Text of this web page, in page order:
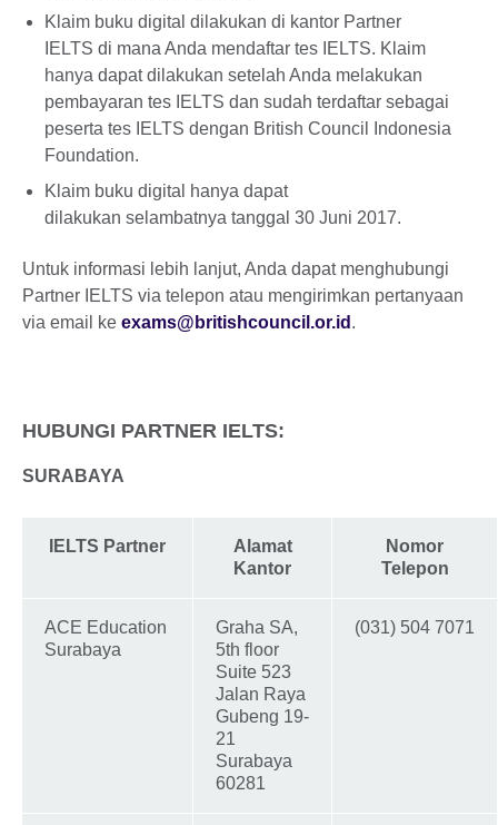
Klaim buku digital dilakukan di kantor Partner
IELTS di mana Anda mendaftar tes IELTS. Klaim
hanya dapat dilakukan setelah Anda melakukan
pembayaran tes IELTS dan sudah terdaftar sebagai
peserta tes IELTS dengan British Council Indonesia
Foundation.
Klaim buku digital hanya dapat
dilakukan selambatnya tanggal 30 Juni 2017.
Untuk informasi lebih lanjut, Anda dapat menghubungi
Partner IELTS via telepon atau mengirimkan pertanyaan
via email ke exams@britishcouncil.or.id .
HUBUNGI PARTNER IELTS:
SURABAYA
IELTS Partner
Alamat
Kantor
Nomor
Telepon
ACE Education
Surabaya
Graha SA,
5th floor
Suite 523
Jalan Raya
Gubeng 19-
21
Surabaya
60281
(031) 504 7071